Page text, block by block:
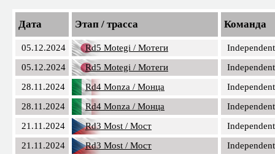
Дата Этап / трасса Команда
05.12.2024 Rd5 Motegi / Мотеги
05.12.2024
Rd5 Motegi / Мотеги
28.11.2024
Rd4 Monza / Монца
28.11.2024
Rd4 Monza / Монца
21.11.2024
Rd3 Most / Мост
21.11.2024
Rd3 Most / Мост